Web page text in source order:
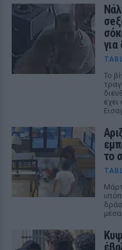
για
Το
το